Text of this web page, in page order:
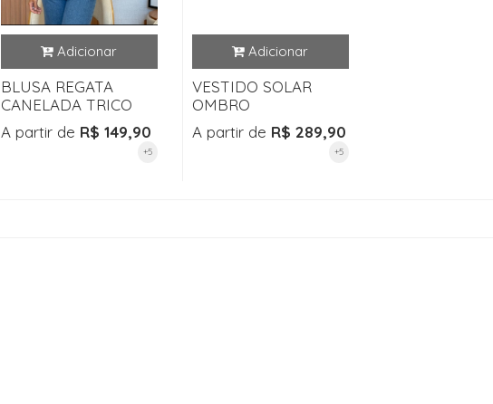
BLUSA REGATA
CANELADA TRICO
A partir de R$ 149,90
+5
VESTIDO SOLAR
OMBRO
A partir de R$ 289,90
+5